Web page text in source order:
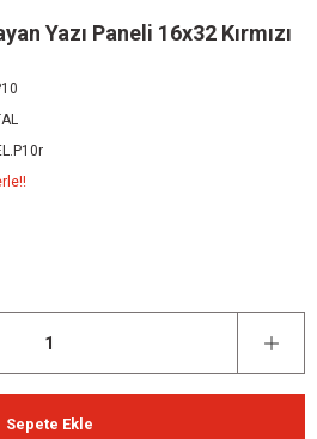
Yazı Paneli 16x32 Kırmızı
Sepete Ekle